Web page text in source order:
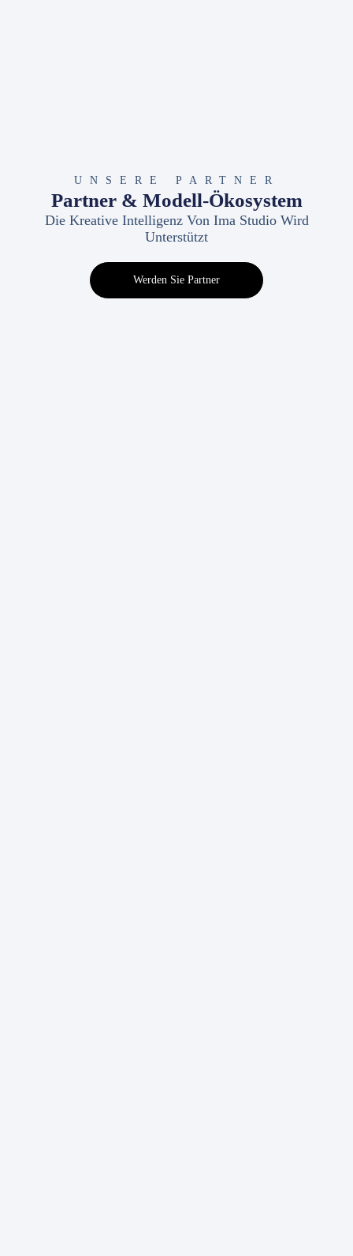
UNSERE PARTNER
Partner & Modell-Ökosystem
Die Kreative Intelligenz Von Ima Studio Wird
Unterstützt
Werden Sie Partner